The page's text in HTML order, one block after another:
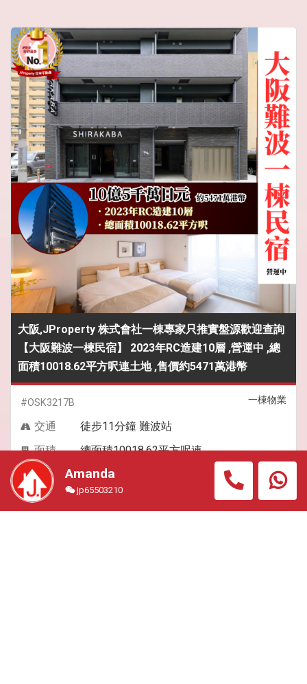
大阪,JProperty 株式會社一棟專家只推實盤源歡迎查詢
【大阪難波一楝民宿】 2023年RC造建10層 ,營運中 ,總
面積10018.62平方呎連土地 ,售價約5471萬港幣
一棟物業
#OSK3217B
交通
徒步11分鐘 難波站
面積
總面積10018.62平方呎連
土地
Amanda
jp65503210